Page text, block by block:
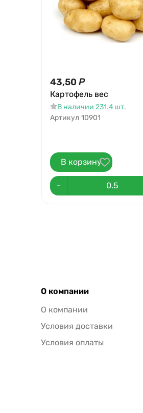
43,50 Р
Картофель вес
В наличии 231.4 шт.
Артикул 10901
В корзину
-
О компании
О компании
Условия доставки
Условия оплаты